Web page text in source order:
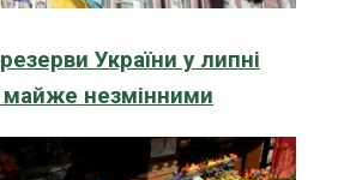
України у липні
незмінними